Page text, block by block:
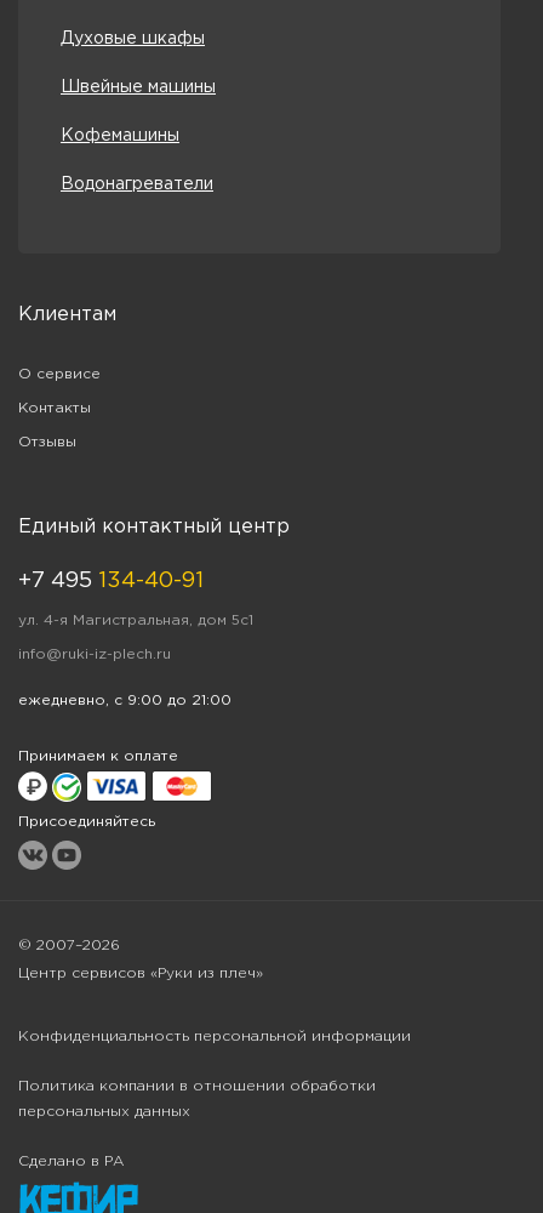
Духовые шкафы
Швейные машины
Кофемашины
Водонагреватели
Клиентам
О сервисе
Контакты
Отзывы
Единый контактный центр
+7 495 134-40-91
ул. 4-я Магистральная, дом 5с1
info@ruki-iz-plech.ru
ежедневно, с 9:00 до 21:00
Принимаем к оплате
Присоединяйтесь
© 2007–2026
Центр сервисов «Руки из плеч»
Конфиденциальность персональной информации
Политика компании в отношении обработки
персональных данных
Сделано в РА